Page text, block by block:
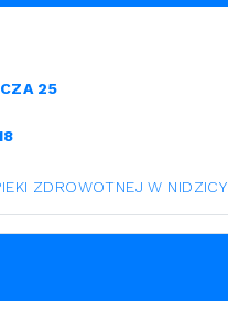
25
ZDROWOTNEJ W NIDZICY